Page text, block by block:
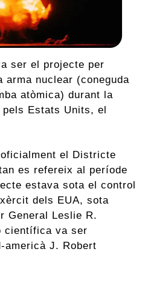
ser el projecte per
arma nuclear (coneguda
atòmica) durant la
pels Estats Units, el
el Districte
es refereix al període
estava sota el control
dels EUA, sota
General Leslie R.
científica va ser
J. Robert